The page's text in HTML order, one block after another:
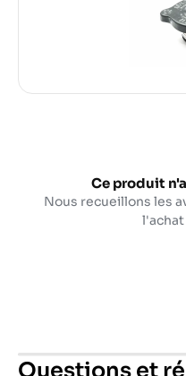
Ce produit
Nous recueillons les
Questions et